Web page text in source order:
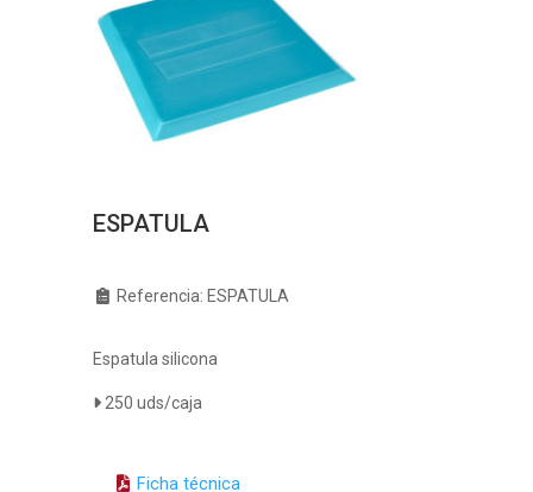
ESPATULA
Referencia: ESPATULA
Espatula silicona
250 uds/caja
Ficha técnica